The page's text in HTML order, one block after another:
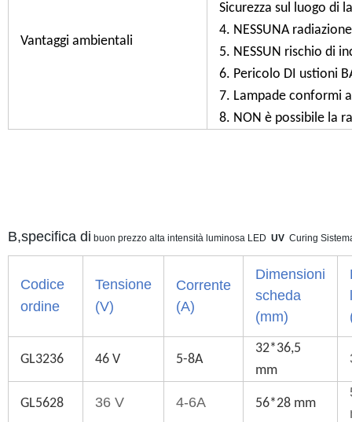
Vantaggi ambientali
Sicurezza sul luogo di
4. NESSUNA
5. NESSUN rischio di
6. Pericolo DI ustioni
7. Lampade conformi
8. NON è possibile la
B,specifica di buon prezzo alta intensità luminosa LED UV Curing
Codice
ordine
Tensione
(V)
Corrente
(A)
Dimensioni
scheda
(mm)
GL3236 46 V 5-8A
32*36,5
mm
GL5628 36 V 4-6A 56*28 mm